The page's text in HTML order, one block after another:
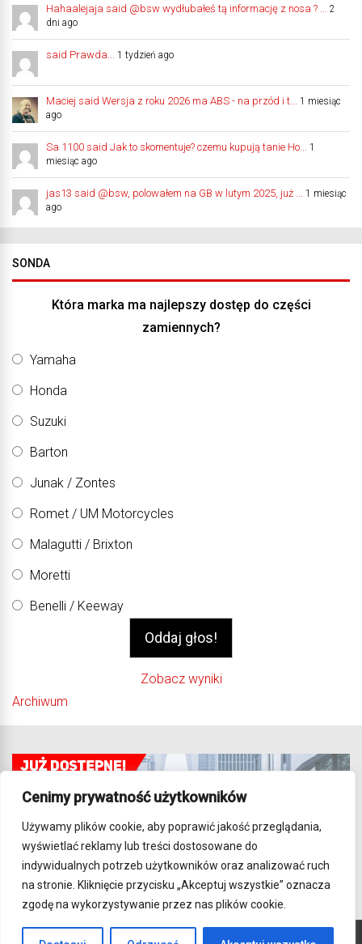
Cenimy prywatność użytkowników
Używamy plików cookie, aby poprawić jakość przeglądania,
wyświetlać reklamy lub treści dostosowane do
indywidualnych potrzeb użytkowników oraz analizować ruch
na stronie. Kliknięcie przycisku „Akceptuj wszystkie” oznacza
zgodę na wykorzystywanie przez nas plików cookie.
Hahaalejaja said @bsw wydłubałeś tą informację z nosa ? ...
2
dni ago
said Prawda... 1 tydzień ago
Maciej said Wersja z roku 2026 ma ABS - na przód i t...
1 miesiąc
ago
Sa 1100 said Jak to skomentuje? czemu kupują tanie Ho...
1
miesiąc ago
jas13 said @bsw, polowałem na GB w lutym 2025, już ...
1 miesiąc
ago
SONDA
Która marka ma najlepszy dostęp do części
zamiennych?
Yamaha
Honda
Suzuki
Barton
Junak / Zontes
Romet / UM Motorcycles
Malagutti / Brixton
Moretti
Benelli / Keeway
Zobacz wyniki
Archiwum